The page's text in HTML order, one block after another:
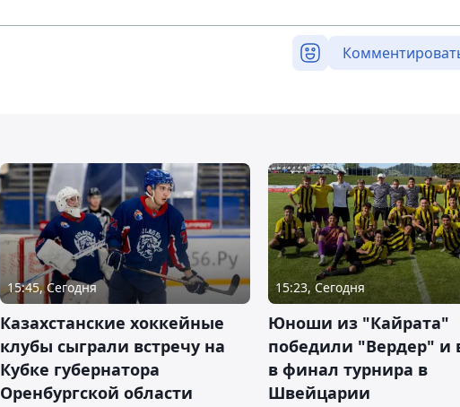
15:45, Сегодня
Казахстанские хоккейные
клубы сыграли встречу на
Кубке губернатора
Оренбургской области
15:23, Сегодня
Юноши из "Кайрата"
победили "Вердер"
в финал турнира в
Швейцарии